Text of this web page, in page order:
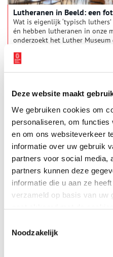
Deze website maakt
We gebruiken cookies om
personaliseren, om
en om ons websiteverkeer
informatie over uw gebruik
partners voor social media,
partners kunnen deze
informatie die u aan ze
verzameld op basis van uw
Noodzakelijk
Lutheranen in Beeld: een
Wat is eigenlijk ‘typisch
én hebben lutheranen in onze
onderzoekt het Luther
kunstenaars. In de kerkzaal is
Schwartze – uit de schaduw
portrait gallery – een
Amsterdam Museum toont
Holland
van Noord-Holland’, die sinds